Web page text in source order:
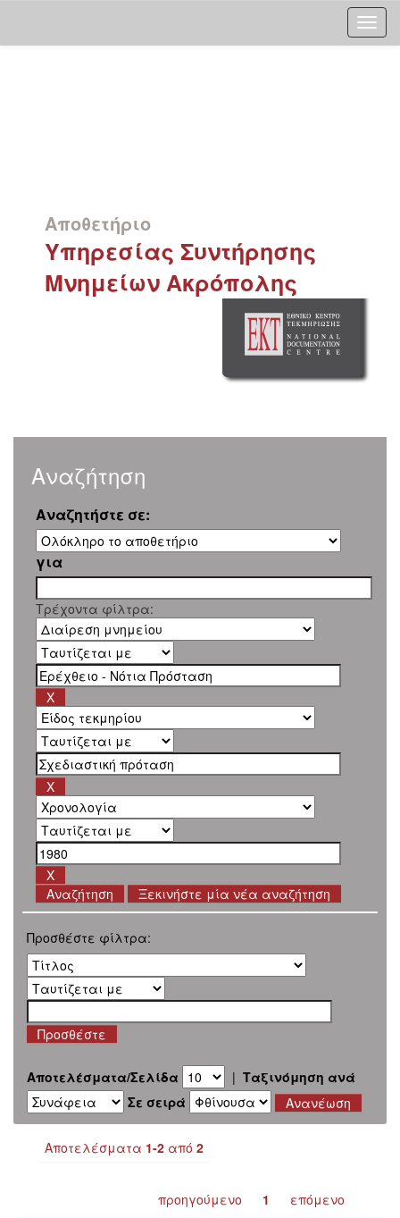
Αποθετήριο
Υπηρεσίας Συντήρησης
Μνημείων Ακρόπολης
Αναζήτηση
Αναζητήστε σε:
για
Τρέχοντα φίλτρα:
Ξεκινήστε μία νέα αναζήτηση
Προσθέστε φίλτρα:
Αποτελέσματα/Σελίδα | Ταξινόμηση ανά
Σε σειρά
Αποτελέσματα 1-2 από 2
προηγούμενο 1 επόμενο